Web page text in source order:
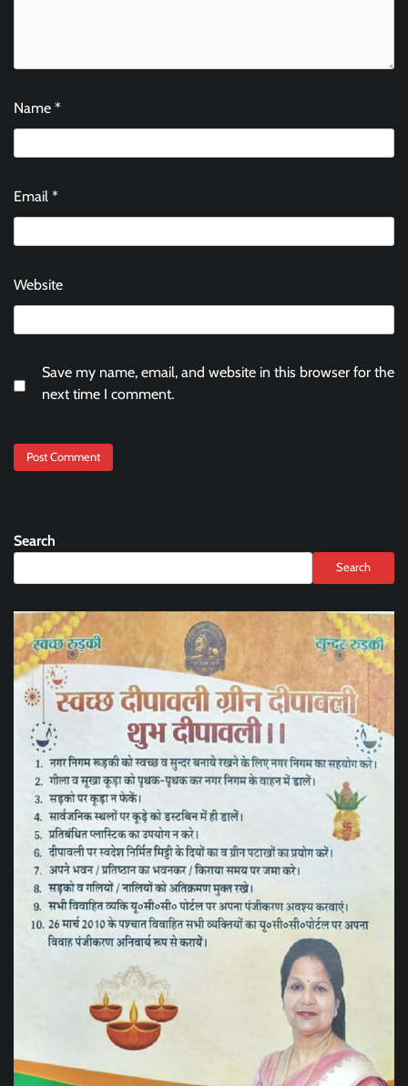
Name *
Email *
Website
Save my name, email, and website in this browser for the
next time I comment.
Search
Search